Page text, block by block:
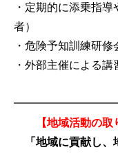
・定期的に添乗指
者）
・危険予知訓練研修
・外部主催による
【地域活動の取
「地域に貢献し、